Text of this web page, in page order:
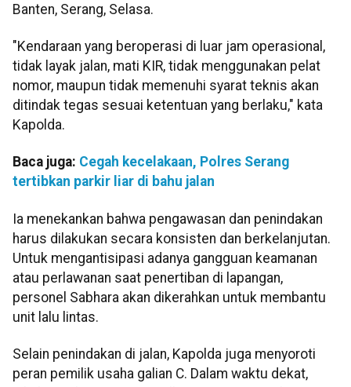
Banten, Serang, Selasa.
"Kendaraan yang beroperasi di luar jam operasional,
tidak layak jalan, mati KIR, tidak menggunakan pelat
nomor, maupun tidak memenuhi syarat teknis akan
ditindak tegas sesuai ketentuan yang berlaku," kata
Kapolda.
Baca juga: Cegah kecelakaan, Polres Serang
tertibkan parkir liar di bahu jalan
Ia menekankan bahwa pengawasan dan penindakan
harus dilakukan secara konsisten dan berkelanjutan.
Untuk mengantisipasi adanya gangguan keamanan
atau perlawanan saat penertiban di lapangan,
personel Sabhara akan dikerahkan untuk membantu
unit lalu lintas.
Selain penindakan di jalan, Kapolda juga menyoroti
peran pemilik usaha galian C. Dalam waktu dekat,